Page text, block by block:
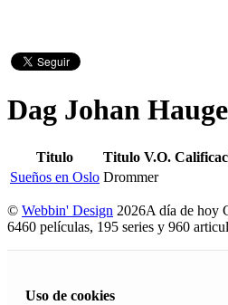
Dag Johan
Titulo Titulo V.O.
Sueños en Oslo Drommer
© Webbin' Design 2026A día de hoy
6460 películas, 195 series y 960
Uso de cookies